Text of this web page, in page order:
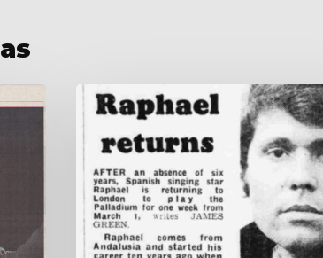
Singer
Raphael
returns